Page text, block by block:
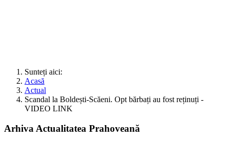
Sunteți aici:
Acasă
Actual
Scandal la Boldești-Scăeni. Opt bărbați au fost reținuți -
VIDEO LINK
Arhiva Actualitatea Prahoveană